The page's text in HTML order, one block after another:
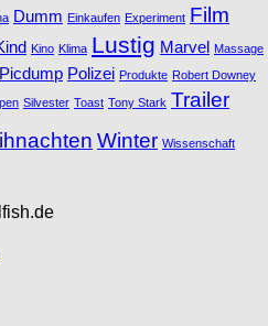
Dumm Einkaufen Experiment Film
Kino Klima Lustig Marvel Massage
Picdump Polizei Produkte Robert Downey
Silvester Toast Tony Stark Trailer
Winter Wissenschaft